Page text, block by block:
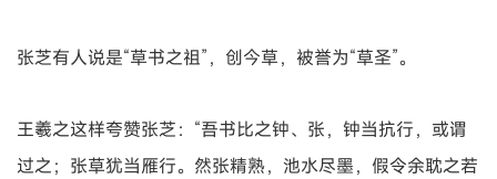
张芝有人说是“草书之祖”，创今草，被誉为“草圣”。
王羲之这样夸赞张芝：“吾书比之钟、张，钟当抗行，或谓
过之；张草犹当雁行。然张精熟，池水尽墨，假令余耽之若